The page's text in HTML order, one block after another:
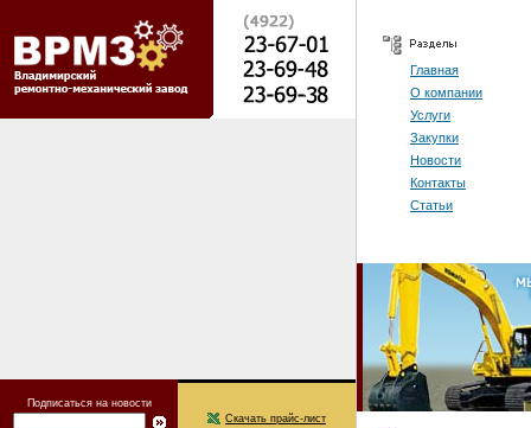
Подписаться на новости
Скачать прайс-лист
Главная
О компании
Услуги
Закупки
Новости
Контакты
Статьи